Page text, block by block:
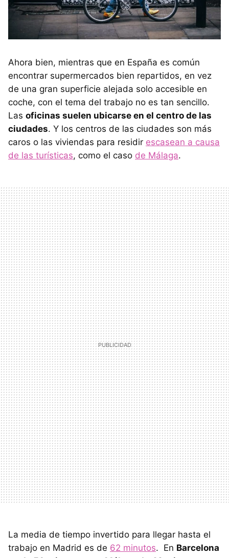
Ahora bien, mientras que en España es común
encontrar supermercados bien repartidos, en vez
de una gran superficie alejada solo accesible en
coche, con el tema del trabajo no es tan sencillo.
Las oficinas suelen ubicarse en el centro de las
ciudades. Y los centros de las ciudades son más
caros o las viviendas para residir escasean a causa
de las turísticas, como el caso de Málaga.
La media de tiempo invertido para llegar hasta el
trabajo en Madrid es de 62 minutos. En Barcelona